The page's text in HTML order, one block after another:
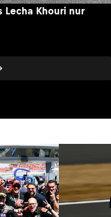
Lecha Khouri nur